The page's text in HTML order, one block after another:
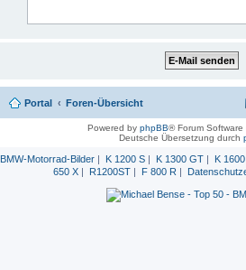
Portal Foren-Übersicht
Powered by phpBB® Forum
Deutsche Übersetzung durch
BMW-Motorrad-Bilder | K 1200 S | K 1300 GT | K
650 X | R1200ST | F 800 R |